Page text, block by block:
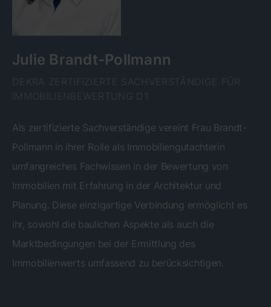
Julie Brandt-Pollmann
Als zertifizierte Sachverständige vereint Frau Brandt-
Pollmann in ihrer Rolle als Immobiliengutachterin
umfangreiches Fachwissen in der Bewertung von
Immobilien mit Erfahrung in der Architektur und
Planung. Diese einzigartige Verbindung ermöglicht es
ihr, sowohl die baulichen Aspekte als auch die
Marktbedingungen bei der Ermittlung des
Immobilienwerts umfassend zu berücksichtigen.